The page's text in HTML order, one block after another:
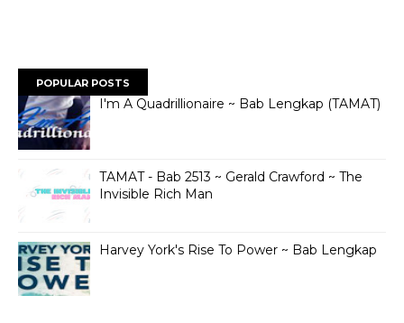
POPULAR POSTS
I'm A Quadrillionaire ~ Bab Lengkap (TAMAT)
TAMAT - Bab 2513 ~ Gerald Crawford ~ The
Invisible Rich Man
Harvey York's Rise To Power ~ Bab Lengkap